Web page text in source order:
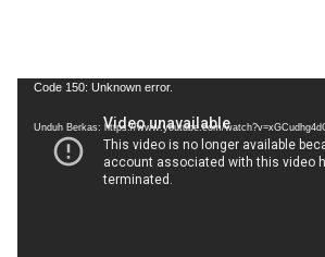
Pemutar
Code 150: Unknown error.
Unduh Berkas: https://www.youtube.com/